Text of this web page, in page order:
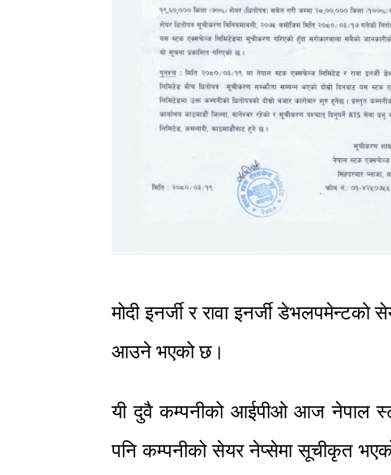
मोदी इनर्जी र रावा इनर्जी डेभलपमेन्टको
आउने भएको छ।
यी दुवै कम्पनीको आईपीओ आज नेपाल
पनि कम्पनीको सेयर नेप्सेमा सूचीकृत